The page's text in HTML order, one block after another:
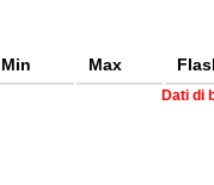
Min Max
Dati di